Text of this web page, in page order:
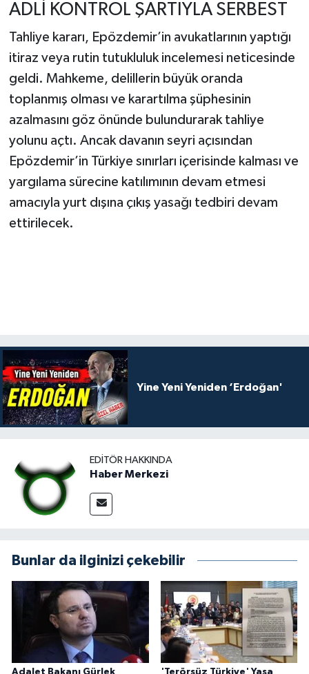
ADLİ KONTROL ŞARTIYLA SERBEST
Tahliye kararı, Epözdemir’in avukatlarının yaptığı
itiraz veya rutin tutukluluk incelemesi neticesinde
geldi. Mahkeme, delillerin büyük oranda
toplanmış olması ve karartılma şüphesinin
azalmasını göz önünde bulundurarak tahliye
yolunu açtı. Ancak davanın seyri açısından
Epözdemir’in Türkiye sınırları içerisinde kalması ve
yargılama sürecine katılımının devam etmesi
amacıyla yurt dışına çıkış yasağı tedbiri devam
ettirilecek.
Yine Yeni Yeniden ‘Erdoğan'
EDITÖR HAKKINDA
Haber Merkezi
Bunlar da ilginizi çekebilir
Adalet Bakanı Gürlek 'Terörsüz Türkiye' Yasa